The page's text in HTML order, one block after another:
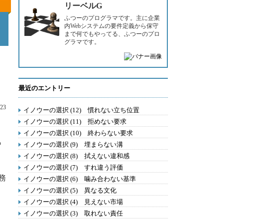
リーベルG
ふつーのプログラマです。主に企業
内Webシステムの要件定義から保守
まで何でもやってる、ふつーのプロ
グラマです。
最近のエントリー
イノウーの選択 (12) 慣れない立ち位置
イノウーの選択 (11) 拒めない要求
イノウーの選択 (10) 終わらない要求
イノウーの選択 (9) 埋まらない溝
イノウーの選択 (8) 拭えない違和感
イノウーの選択 (7) すれ違う評価
イノウーの選択 (6) 噛み合わない基準
イノウーの選択 (5) 異なる文化
イノウーの選択 (4) 見えない市場
イノウーの選択 (3) 取れない責任